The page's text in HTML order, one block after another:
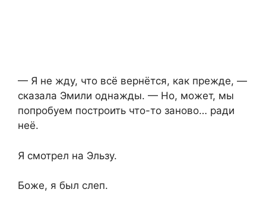
— Я не жду, что всё вернётся, как прежде, —
сказала Эмили однажды. — Но, может, мы
попробуем построить что-то заново… ради
неё.
Я смотрел на Эльзу.
Боже, я был слеп.